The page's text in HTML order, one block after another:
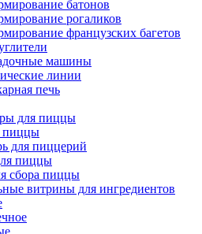
батонов
рогаликов
французских багетов
машины
линии
печь
для пиццы
пиццы
для пиццерий
пиццы
сбора пиццы
витрины для ингредиентов